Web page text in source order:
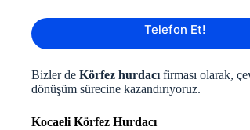
Telefon Et!
Bizler de Körfez hurdacıfirması olarak,
dönüşüm sürecine kazandırıyoruz.
Kocaeli Körfez Hurdacı